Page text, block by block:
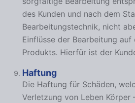
des Kunden und nach dem
Bearbeitungstechnik, nicht
Einflüsse der Bearbeitung auf
Produkts. Hierfür ist der
Haftung
Die Haftung für Schäden,
Verletzung von Leben Körper